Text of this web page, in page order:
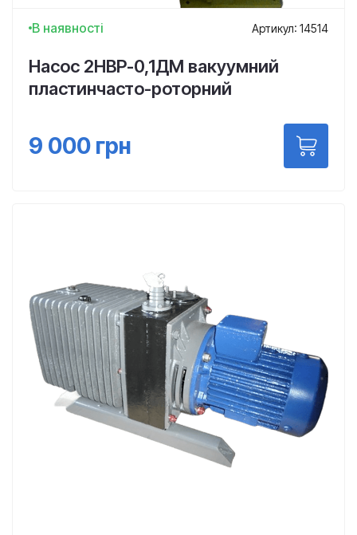
В наявності Артикул: 14514
Насос 2НВР-0,1ДМ вакуумний
пластинчасто-роторний
9 000 грн